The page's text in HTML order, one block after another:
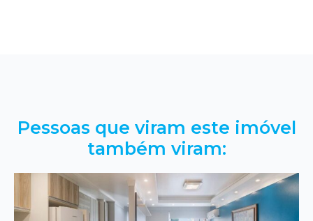
Pessoas que viram este imóvel
também viram: